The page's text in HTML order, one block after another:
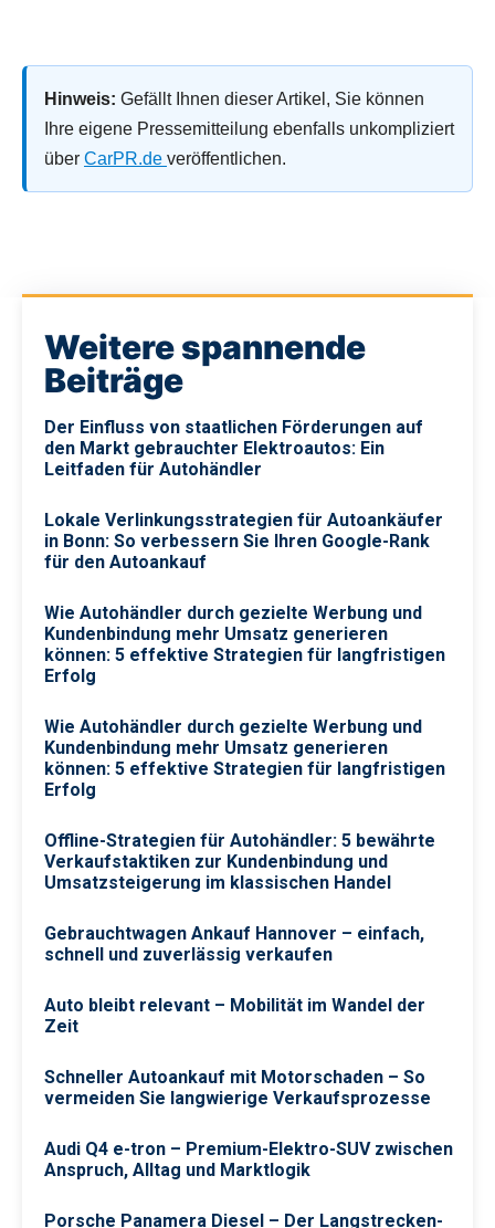
Hinweis: Gefällt Ihnen dieser Artikel, Sie können
Ihre eigene Pressemitteilung ebenfalls unkompliziert
über CarPR.de veröffentlichen.
Weitere spannende
Beiträge
Der Einfluss von staatlichen Förderungen auf
den Markt gebrauchter Elektroautos: Ein
Leitfaden für Autohändler
Lokale Verlinkungsstrategien für Autoankäufer
in Bonn: So verbessern Sie Ihren Google-Rank
für den Autoankauf
Wie Autohändler durch gezielte Werbung und
Kundenbindung mehr Umsatz generieren
können: 5 effektive Strategien für langfristigen
Erfolg
Wie Autohändler durch gezielte Werbung und
Kundenbindung mehr Umsatz generieren
können: 5 effektive Strategien für langfristigen
Erfolg
Offline-Strategien für Autohändler: 5 bewährte
Verkaufstaktiken zur Kundenbindung und
Umsatzsteigerung im klassischen Handel
Gebrauchtwagen Ankauf Hannover – einfach,
schnell und zuverlässig verkaufen
Auto bleibt relevant – Mobilität im Wandel der
Zeit
Schneller Autoankauf mit Motorschaden – So
vermeiden Sie langwierige Verkaufsprozesse
Audi Q4 e-tron – Premium-Elektro-SUV zwischen
Anspruch, Alltag und Marktlogik
Porsche Panamera Diesel – Der Langstrecken-